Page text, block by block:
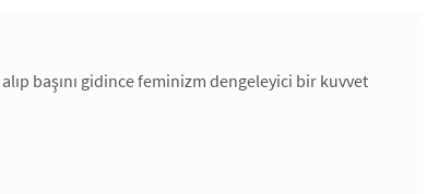
başını gidince feminizm dengeleyici bir kuvvet